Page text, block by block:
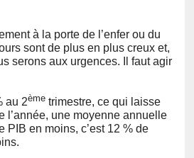
à la porte de l’enfer ou du
sont de plus en plus creux et,
serons aux urgences. Il faut agir
au 2ème trimestre, ce qui laisse
l’année, une moyenne annuelle
PIB en moins, c’est 12 % de